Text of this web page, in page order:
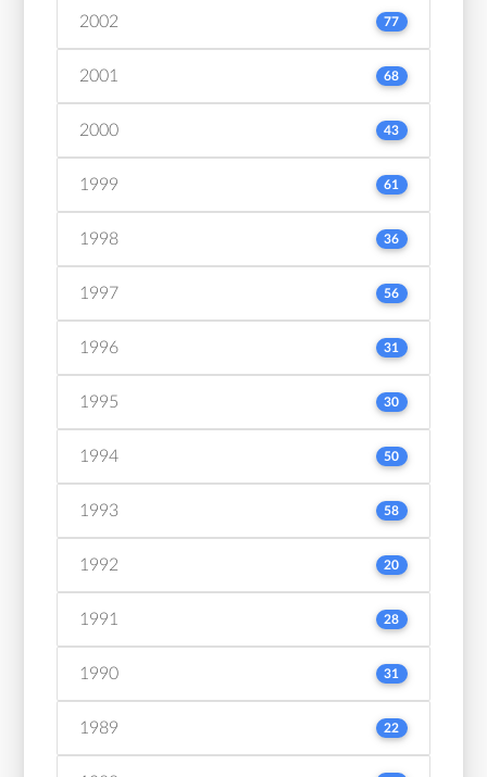
2002 77
2001 68
2000 43
1999 61
1998 36
1997 56
1996 31
1995 30
1994 50
1993 58
1992 20
1991 28
1990 31
1989 22